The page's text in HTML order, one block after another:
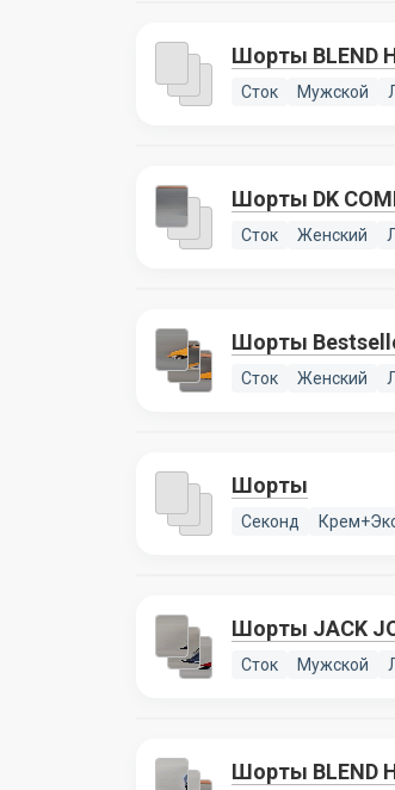
Шорты BLEND
Сток Мужской
Шорты DK
лот
Сток Женский
Шорты
Сток Женский
Шорты
Секонд
Шорты JACK
045, 5 лотов
Сток Мужской
Шорты BLEND